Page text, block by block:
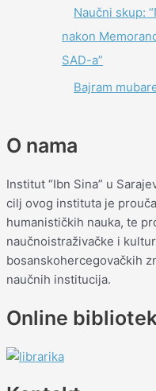
Naučni skup:
nakon
SAD-a”
Bajram
O nama
Institut “Ibn Sina” u
cilj ovog instituta je
humanističkih nauka, te
naučnoistraživačke i
bosanskohercegovačkih
naučnih institucija.
Online